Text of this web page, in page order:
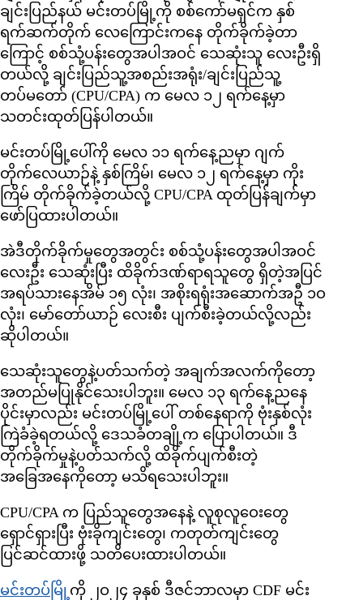
ချင်းပြည်နယ် မင်းတပ်မြို့ကို စစ်ကော်မရှင်က နှစ်
ရက်ဆက်တိုက် လေကြောင်းကနေ တိုက်ခိုက်ခဲ့တာ
ကြောင့် စစ်သုံ့ပန်းတွေအပါအဝင် သေဆုံးသူ လေးဦးရှိ
တယ်လို့ ချင်းပြည်သူ့အစည်းအရုံး/ချင်းပြည်သူ့
တပ်မတော် (CPU/CPA) က မေလ ၁၂ ရက်နေ့မှာ
သတင်းထုတ်ပြန်ပါတယ်။
မင်းတပ်မြို့ပေါ်ကို မေလ ၁၁ ရက်နေ့ညမှာ ဂျက်
တိုက်လေယာဉ်နဲ့ နှစ်ကြိမ်၊ မေလ ၁၂ ရက်နေ့မှာ ကိုး
ကြိမ် တိုက်ခိုက်ခဲ့တယ်လို့ CPU/CPA ထုတ်ပြန်ချက်မှာ
ဖော်ပြထားပါတယ်။
အဲဒီတိုက်ခိုက်မှုတွေအတွင်း စစ်သုံ့ပန်းတွေအပါအဝင်
လေးဦး သေဆုံးပြီး ထိခိုက်ဒဏ်ရာရသူတွေ ရှိတဲ့အပြင်
အရပ်သားနေအိမ် ၁၅ လုံး၊ အစိုးရရုံးအဆောက်အဦ ၁ဝ
လုံး၊ မော်တော်ယာဉ် လေးစီး ပျက်စီးခဲ့တယ်လို့လည်း
ဆိုပါတယ်။
သေဆုံးသူတွေနဲ့ပတ်သက်တဲ့ အချက်အလက်ကိုတော့
အတည်မပြုနိုင်သေးပါဘူး။ မေလ ၁၃ ရက်နေ့ညနေ
ပိုင်းမှာလည်း မင်းတပ်မြို့ပေါ် တစ်နေရာကို ဗုံးနှစ်လုံး
ကြဲခံခဲ့ရတယ်လို့ ဒေသခံတချို့က ပြောပါတယ်။ ဒီ
တိုက်ခိုက်မှုနဲ့ပတ်သက်လို့ ထိခိုက်ပျက်စီးတဲ့
အခြေအနေကိုတော့ မသိရသေးပါဘူး။
CPU/CPA က ပြည်သူတွေအနေနဲ့ လူစုလူဝေးတွေ
ရှောင်ရှားပြီး ဗုံးခိုကျင်းတွေ၊ ကတုတ်ကျင်းတွေ
ပြင်ဆင်ထားဖို့ သတိပေးထားပါတယ်။
မင်းတပ်မြို့ ကို ၂ဝ၂၄ ခုနှစ် ဒီဇင်ဘာလမှာ CDF မင်း